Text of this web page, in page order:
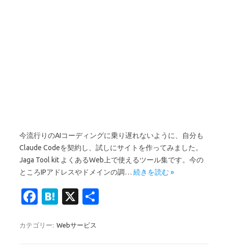
今流行りのAIコーディングに乗り遅れないように、自分も
Claude Codeを契約し、試しにサイトを作ってみました。
Jaga Tool kit よくあるWeb上で使えるツール集です。今の
ところIPアドレスやドメインの調… 続きを読む »
Fa
e
H
e
X
カテゴリー: Webサービス